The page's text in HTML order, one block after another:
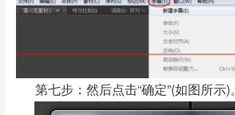
第七步：然后点击“确定”(如图所示)。